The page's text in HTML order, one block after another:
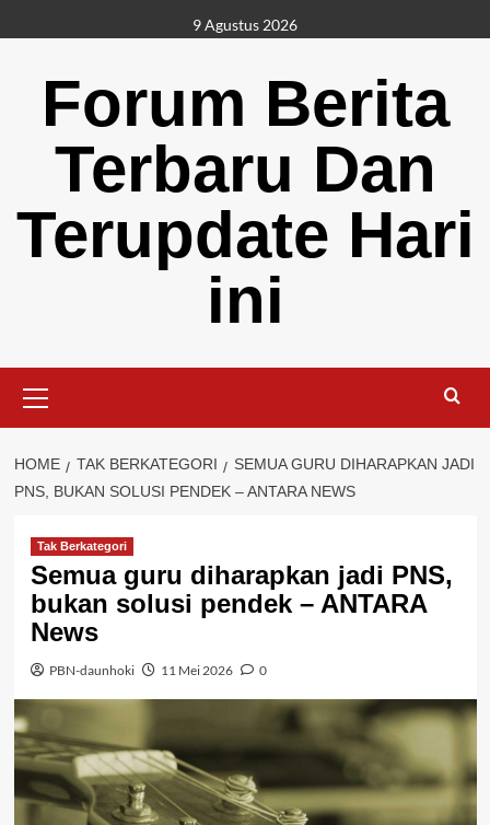
to
9 Agustus 2026
Forum Berita
Terbaru Dan
Terupdate Hari
ini
Menu
HOME TAK BERKATEGORI
SEMUA GURU DIHARAPKAN JADI
PNS, BUKAN SOLUSI PENDEK – ANTARA NEWS
Tak Berkategori
Semua guru diharapkan jadi PNS,
bukan solusi pendek – ANTARA
News
PBN-daunhoki 11 Mei 2026 0